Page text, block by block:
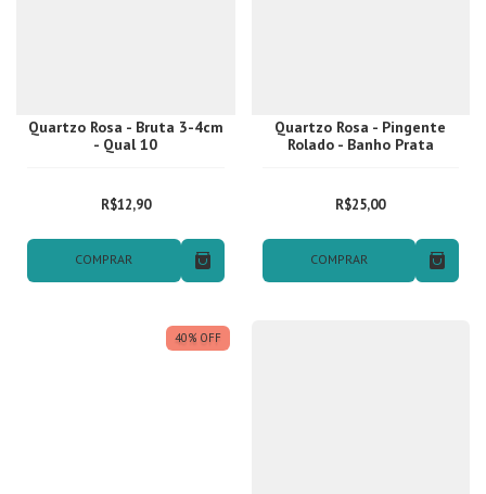
Quartzo Rosa - Bruta 3-4cm
- Qual 10
R$12,90
COMPRAR
Quartzo Rosa - Pingente
Rolado - Banho Prata
R$25,00
COMPRAR
40% OFF